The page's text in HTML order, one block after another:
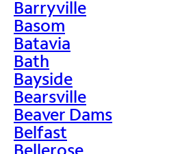
Barryville
Basom
Batavia
Bath
Bayside
Bearsville
Beaver Dams
Belfast
Bellerose